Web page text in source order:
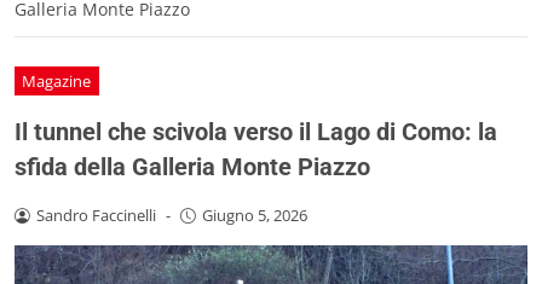
Galleria Monte Piazzo
Magazine
Il tunnel che scivola verso il Lago di Como: la
sfida della Galleria Monte Piazzo
Sandro Faccinelli - Giugno 5, 2026